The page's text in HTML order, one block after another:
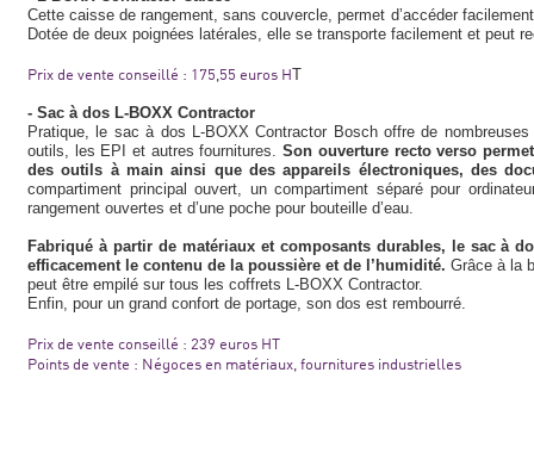
Cette caisse de rangement, sans couvercle, permet d’accéder
Dotée de deux poignées latérales, elle se transporte facilement et peut
Prix de vente conseillé : 175,55 euros HT
- Sac à dos L-BOXX Contractor
Pratique, le sac à dos L-BOXX Contractor Bosch offre de
outils, les EPI et autres fournitures.Son ouverture recto verso
des outils à main ainsi que des appareils électroniques, des
compartiment principal ouvert, un compartiment séparé pour
rangement ouvertes et d’une poche pour bouteille d’eau.
Fabriqué à partir de matériaux et composants durables, le sac à
efficacement le contenu de la poussière et de l’humidité. Grâce à la
peut être empilé sur tous les coffrets L-BOXX Contractor.
Enfin, pour un grand confort de portage, son dos est rembourré.
Prix de vente conseillé : 239 euros HT
Points de vente : Négoces en matériaux, fournitures industrielles